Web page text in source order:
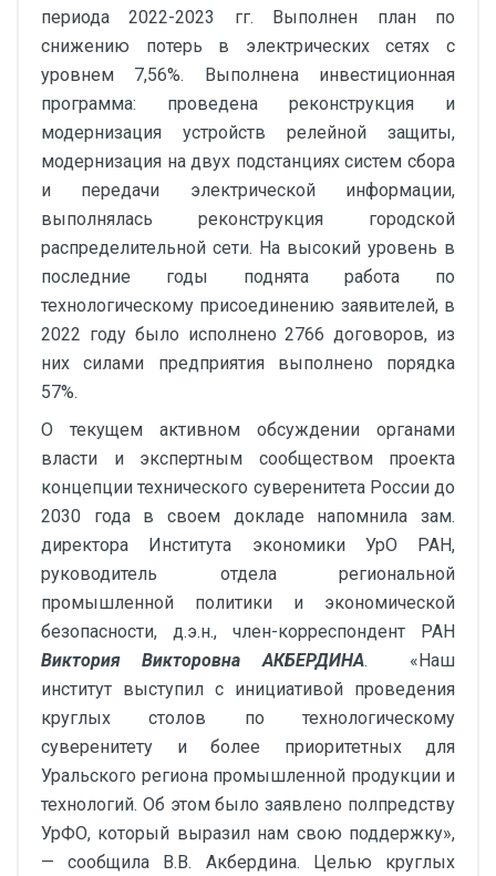
периода 2022-2023 гг. Выполнен план по
снижению потерь в электрических сетях с
уровнем 7,56%. Выполнена инвестиционная
программа: проведена реконструкция и
модернизация устройств релейной защиты,
модернизация на двух подстанциях систем сбора
и передачи электрической информации,
выполнялась реконструкция городской
распределительной сети. На высокий уровень в
последние годы поднята работа по
технологическому присоединению заявителей, в
2022 году было исполнено 2766 договоров, из
них силами предприятия выполнено порядка
57%.
О текущем активном обсуждении органами
власти и экспертным сообществом проекта
концепции технического суверенитета России до
2030 года в своем докладе напомнила зам.
директора Института экономики УрО РАН,
руководитель отдела региональной
промышленной политики и экономической
безопасности, д.э.н., член-корреспондент РАН
Виктория Викторовна АКБЕРДИНА. «Наш
институт выступил с инициативой проведения
круглых столов по технологическому
суверенитету и более приоритетных для
Уральского региона промышленной продукции и
технологий. Об этом было заявлено полпредству
УрФО, который выразил нам свою поддержку»,
— сообщила В.В. Акбердина. Целью круглых